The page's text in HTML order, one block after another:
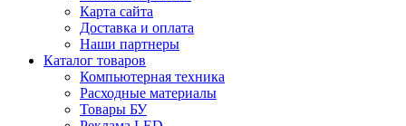
Карта сайта
Доставка и оплата
Наши партнеры
Каталог товаров
Компьютерная техника
Расходные материалы
Товары БУ